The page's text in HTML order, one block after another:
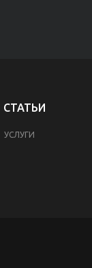
СТАТЬИ
УСЛУГИ